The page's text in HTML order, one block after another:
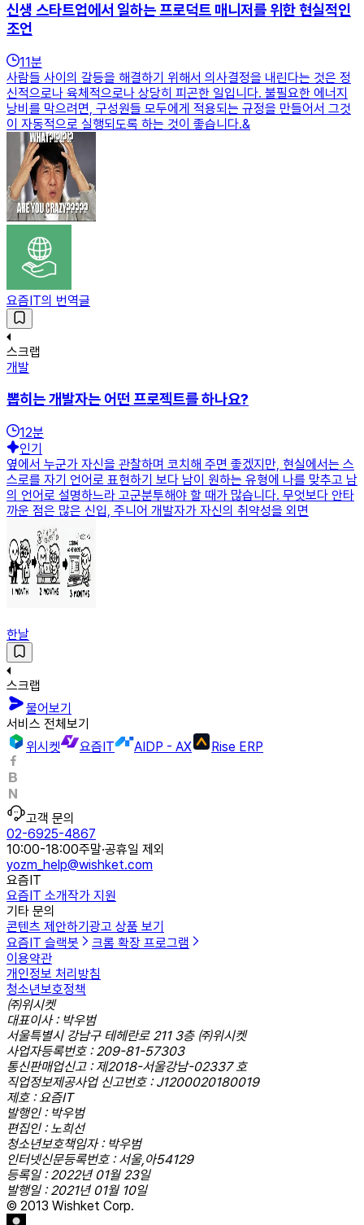
신생 스타트업에서 일하는 프로덕트 매니저를 위한 현실적인
조언
11분
사람들 사이의 갈등을 해결하기 위해서 의사결정을 내린다는 것은 정
신적으로나 육체적으로나 상당히 피곤한 일입니다. 불필요한 에너지
낭비를 막으려면, 구성원들 모두에게 적용되는 규정을 만들어서 그것
이 자동적으로 실행되도록 하는 것이 좋습니다.&
요즘IT의 번역글
스크랩
개발
뽑히는 개발자는 어떤 프로젝트를 하나요?
12분
인기
옆에서 누군가 자신을 관찰하며 코치해 주면 좋겠지만, 현실에서는 스
스로를 자기 언어로 표현하기 보다 남이 원하는 유형에 나를 맞추고 남
의 언어로 설명하느라 고군분투해야 할 때가 많습니다. 무엇보다 안타
까운 점은 많은 신입, 주니어 개발자가 자신의 취약성을 외면
한날
스크랩
물어보기
서비스 전체보기
위시켓
요즘IT AIDP - AX Rise ERP
고객 문의
02-6925-4867
10:00-18:00주말·공휴일 제외
yozm_help@wishket.com
요즘IT
요즘IT 소개작가 지원
기타 문의
콘텐츠 제안하기 광고 상품 보기
요즘IT 슬랙봇
크롬 확장 프로그램
이용약관
개인정보 처리방침
청소년보호정책
㈜위시켓
대표이사 : 박우범
서울특별시 강남구 테헤란로 211 3층 ㈜위시켓
사업자등록번호 : 209-81-57303
통신판매업신고 : 제2018-서울강남-02337 호
직업정보제공사업 신고번호 : J1200020180019
제호 : 요즘IT
발행인 : 박우범
편집인 : 노희선
청소년보호책임자 : 박우범
인터넷신문등록번호 : 서울,아54129
등록일 : 2022년 01월 23일
발행일 : 2021년 01월 10일
© 2013 Wishket Corp.